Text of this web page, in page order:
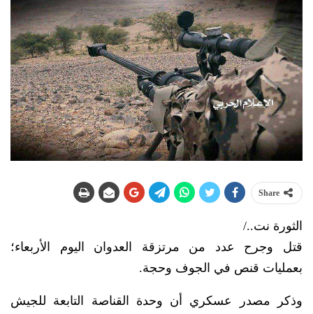
Share
الثورة نت../
قتل وجرح عدد من مرتزقة العدوان اليوم الأربعاء؛
بعمليات قنص في الجوف وحجة.
وذكر مصدر عسكري أن وحدة القناصة التابعة للجيش